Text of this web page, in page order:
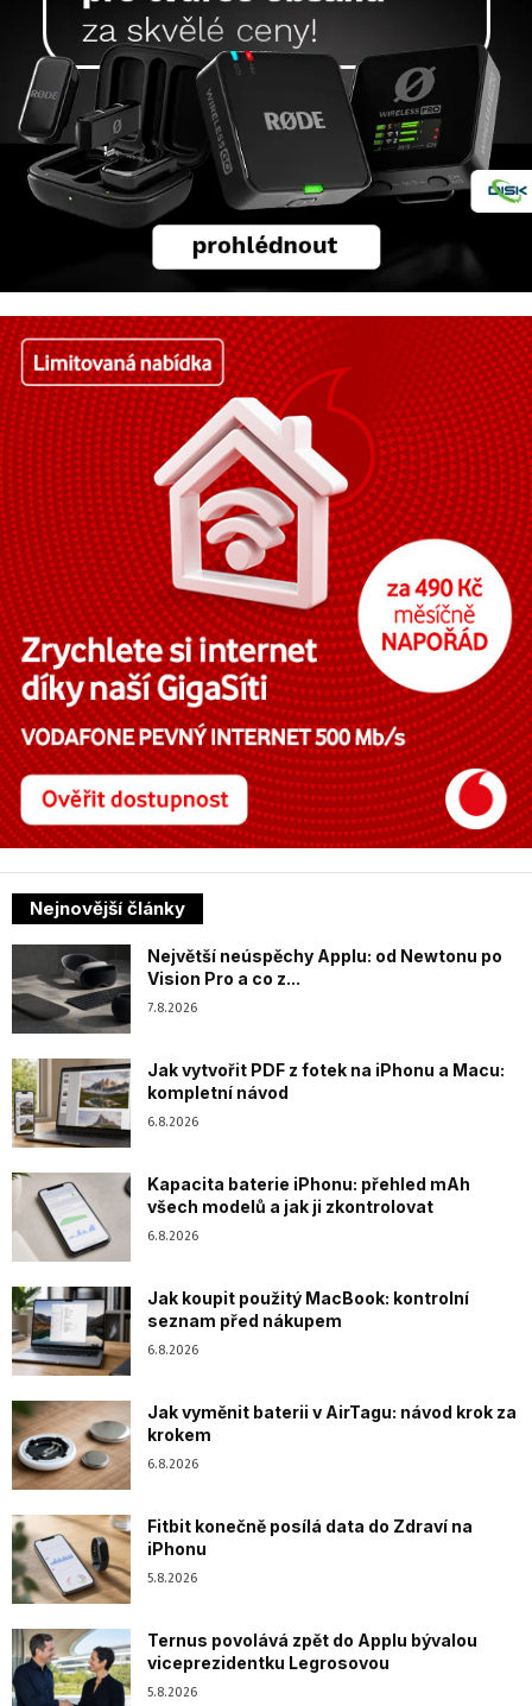
Nejnovější články
Největší neúspěchy Applu: od Newtonu po
Vision Pro a co z...
7.8.2026
Jak vytvořit PDF z fotek na iPhonu a Macu:
kompletní návod
6.8.2026
Kapacita baterie iPhonu: přehled mAh
všech modelů a jak ji zkontrolovat
6.8.2026
Jak koupit použitý MacBook: kontrolní
seznam před nákupem
6.8.2026
Jak vyměnit baterii v AirTagu: návod krok za
krokem
6.8.2026
Fitbit konečně posílá data do Zdraví na
iPhonu
5.8.2026
Ternus povolává zpět do Applu bývalou
viceprezidentku Legrosovou
5.8.2026